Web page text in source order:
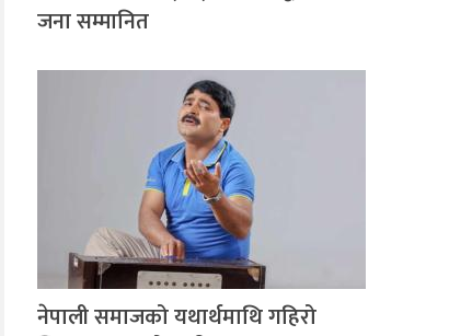
जना सम्मानित
नेपाली समाजको यथार्थमाथि गहिरो